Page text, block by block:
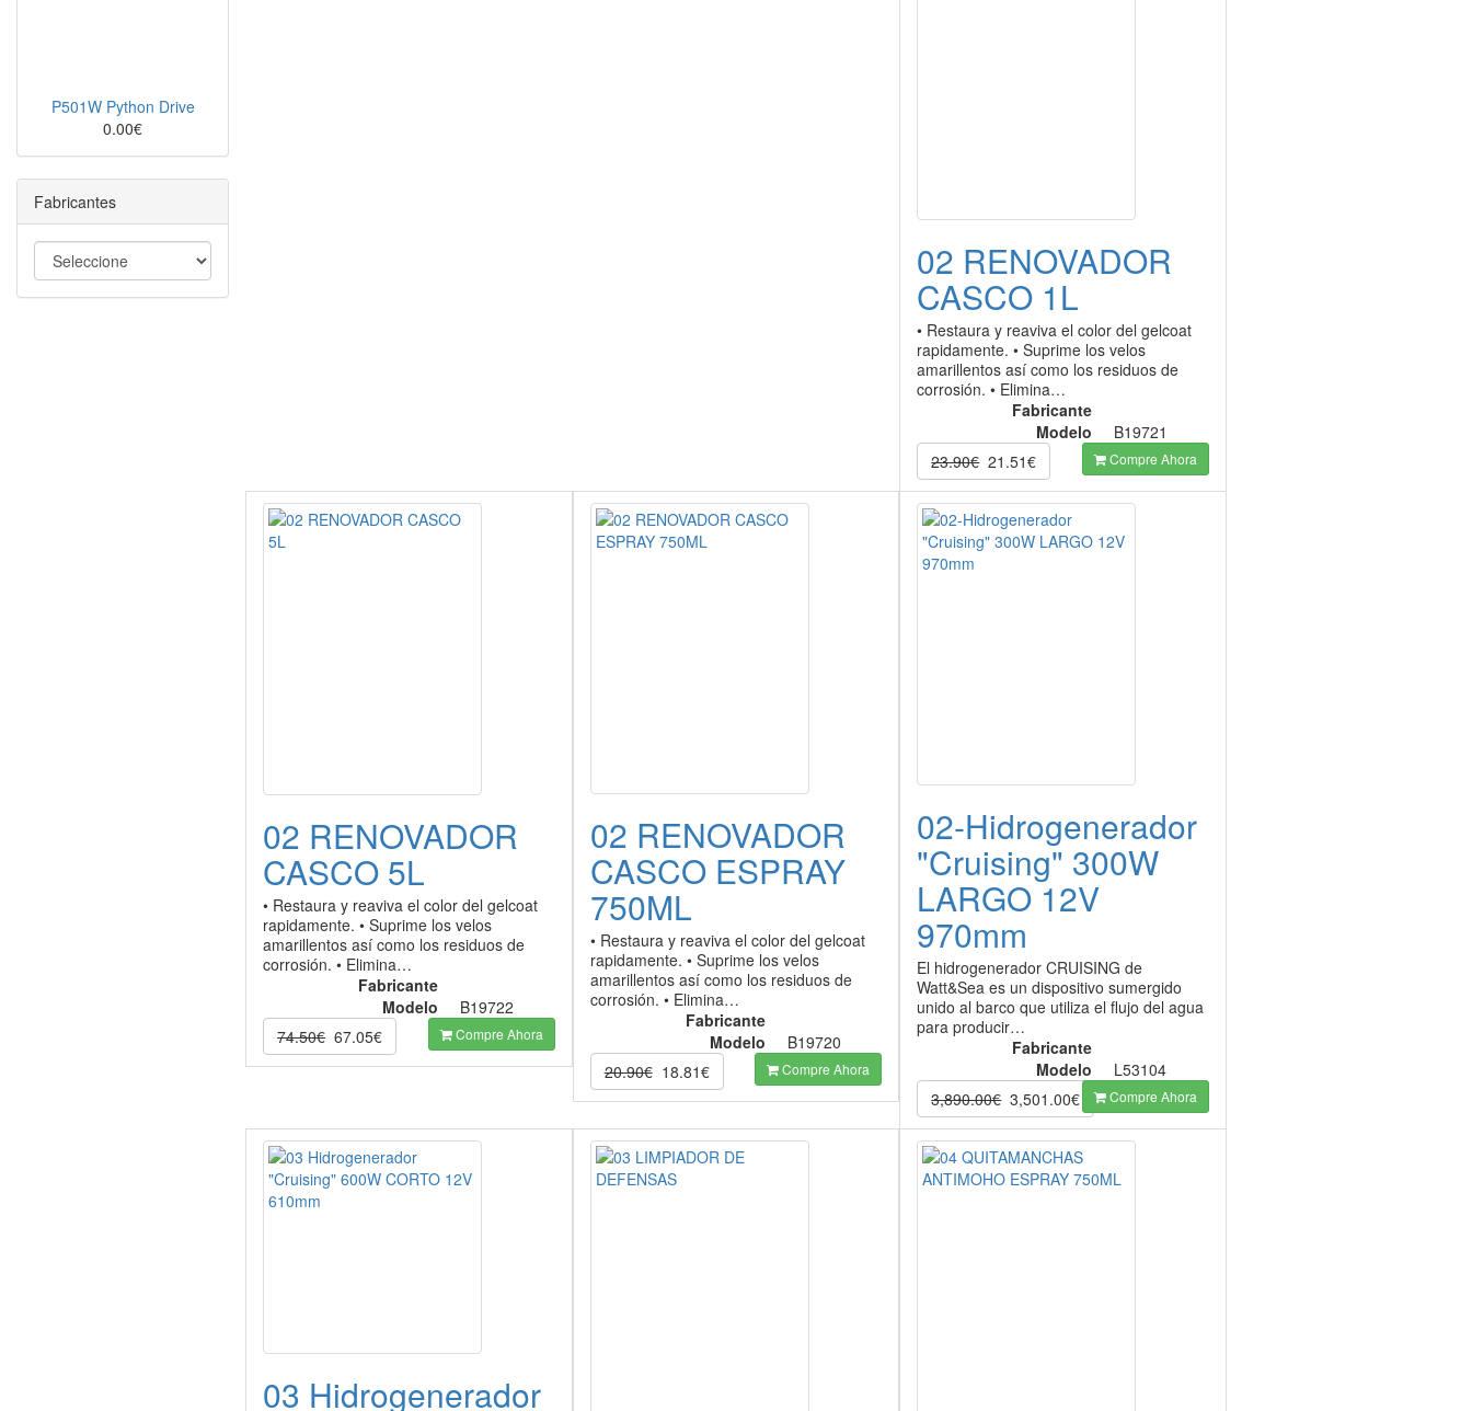
02 RENOVADOR
CASCO 1L
• Restaura y reaviva el color del gelcoat
rapidamente. • Suprime los velos
amarillentos así como los residuos de
corrosión. • Elimina…
Fabricante
Modelo
B19721
23.90€ 21.51€ Compre Ahora
02 RENOVADOR
CASCO 5L
• Restaura y reaviva el color del gelcoat
rapidamente. • Suprime los velos
amarillentos así como los residuos de
corrosión. • Elimina…
Fabricante
Modelo
B19722
74.50€ 67.05€ Compre Ahora
02 RENOVADOR
CASCO ESPRAY
750ML
• Restaura y reaviva el color del gelcoat
rapidamente. • Suprime los velos
amarillentos así como los residuos de
corrosión. • Elimina…
Fabricante
Modelo
B19720
20.90€ 18.81€ Compre Ahora
02-Hidrogenerador
"Cruising" 300W
LARGO 12V
970mm
El hidrogenerador CRUISING de
Watt&Sea es un dispositivo sumergido
unido al barco que utiliza el flujo del agua
para producir…
Fabricante
Modelo
L53104
3,890.00€ 3,501.00€ Compre Ahora
03 Hidrogenerador
P501W Python Drive
0.00€
Fabricantes